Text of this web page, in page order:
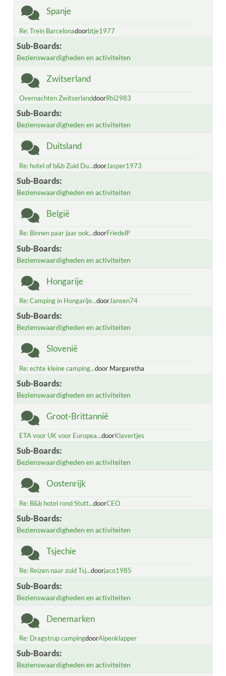
Spanje
Re: Trein Barcelonadoorbtje1977
Sub-Boards
Bezienswaardigheden en activiteiten
Zwitserland
Overnachten ZwitserlanddoorRhi2983
Sub-Boards
Bezienswaardigheden en activiteiten
Duitsland
Re: hotel of b&b Zuid Du...doorJasper1973
Sub-Boards
Bezienswaardigheden en activiteiten
België
Re: Binnen paar jaar ook...doorFriedelP
Sub-Boards
Bezienswaardigheden en activiteiten
Hongarije
Re: Camping in Hongarije...doorJansen74
Sub-Boards
Bezienswaardigheden en activiteiten
Slovenië
Re: echte kleine camping...door Margaretha
Sub-Boards
Bezienswaardigheden en activiteiten
Groot-Brittannië
ETA voor UK voor Europea...doorKlavertjes
Sub-Boards
Bezienswaardigheden en activiteiten
Oostenrijk
Re: B&b hotel rond Stutt...doorCEO
Sub-Boards
Bezienswaardigheden en activiteiten
Tsjechie
Re: Reizen naar zuid Tsj...doorjaco1985
Sub-Boards
Bezienswaardigheden en activiteiten
Denemarken
Re: Dragstrup campingdoorAlpenklapper
Sub-Boards
Bezienswaardigheden en activiteiten